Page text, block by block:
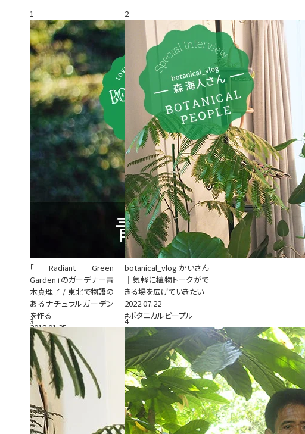
1
「Radiant Green
Garden」のガーデナー青
木真理子 / 東北で物語の
あるナチュラルガーデン
を作る
2018.01.25
#ボタニカルピープル
2
botanical_vlog かいさん
｜気軽に植物トークがで
きる場を広げていきたい
2022.07.22
#ボタニカルピープル
3 4